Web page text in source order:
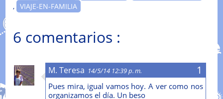
, VIAJE-EN-FAMILIA
6 comentarios :
M. Teresa 14/5/14 12:39 p. m.
Pues mira, igual vamos hoy. A ver como nos
organizamos el día. Un beso